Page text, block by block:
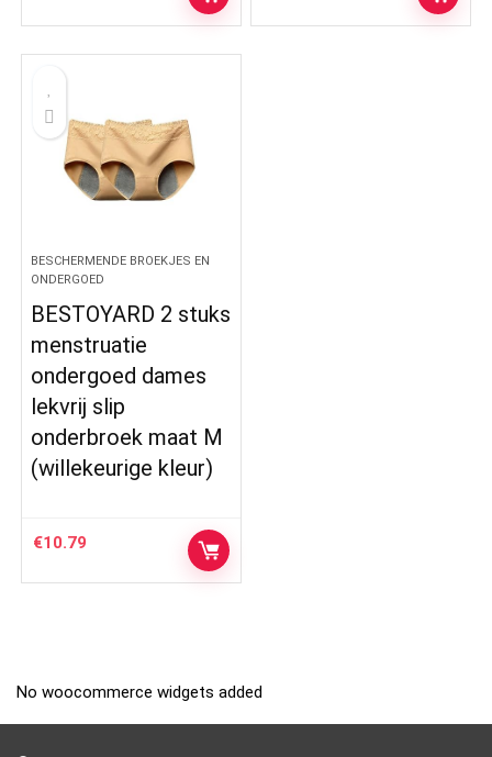
BESCHERMENDE BROEKJES EN
ONDERGOED
BESTOYARD 2 stuks
menstruatie
ondergoed dames
lekvrij slip
onderbroek maat M
(willekeurige kleur)
€10.79
No woocommerce widgets added